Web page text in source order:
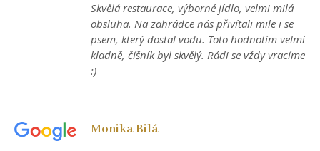
Skvělá restaurace, výborné jídlo, velmi milá
obsluha. Na zahrádce nás přivítali mile i se
psem, který dostal vodu. Toto hodnotím velmi
kladně, číšník byl skvělý. Rádi se vždy vracíme
:)
Monika Bilá